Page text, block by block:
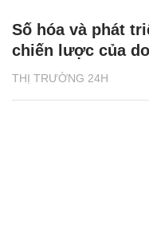
THỊ TRƯỜNG 24H
Số hóa và phát
chiến lược của